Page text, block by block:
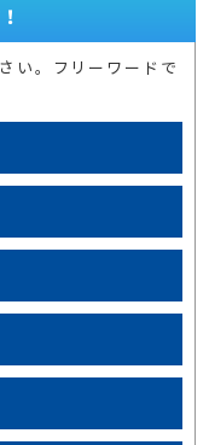
い。フリーワードで